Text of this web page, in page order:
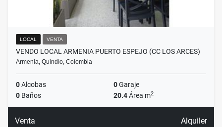
LOCAL VENTA
VENDO LOCAL ARMENIA PUERTO ESPEJO (CC LOS ARCES)
Armenia, Quindío, Colombia
0Alcobas 0Garaje
0 Baños 20.4Área m2
Venta Alquiler